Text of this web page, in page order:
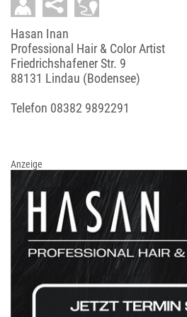
Hasan Inan
Professional Hair & Color Artist
Friedrichshafener Str. 9
88131 Lindau (Bodensee)
Telefon 08382 9892291
Anzeige